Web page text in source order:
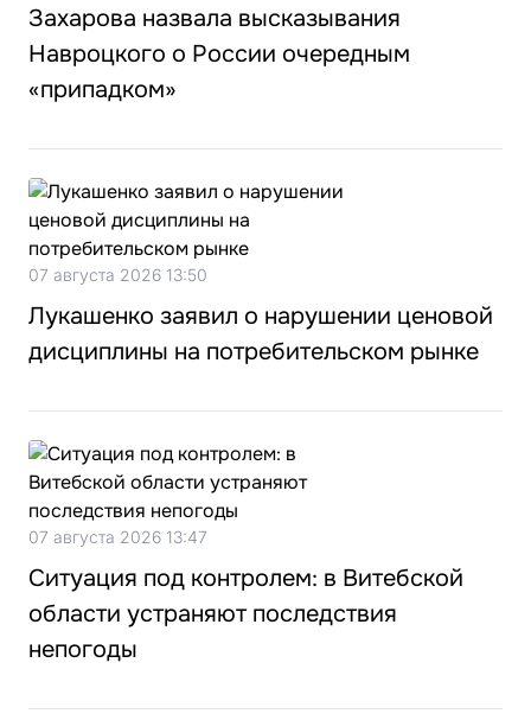
Захарова назвала высказывания
Навроцкого о России очередным
«припадком»
07 августа 2026 13:50
Лукашенко заявил о нарушении ценовой
дисциплины на потребительском рынке
07 августа 2026 13:47
Ситуация под контролем: в Витебской
области устраняют последствия
непогоды